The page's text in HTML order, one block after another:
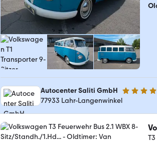
Autocenter Saliti GmbH 4.6 Sterne
77933 Lahr-Langenwinkel